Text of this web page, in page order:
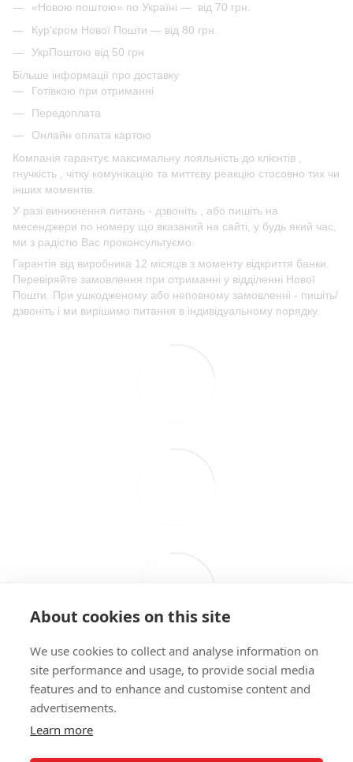
«Новою поштою» по Україні — від 70 грн.
Кур'єром Нової Пошти — від 80 грн.
УкрПоштою від 50 грн
Більше інформації про доставку
Готівкою при отриманні
Передоплата
Онлайн оплата картою
Компанія гарантує максимальну лояльність до клієнтів ,
гнучкість , чітку комунікацію та миттєву реакцію стосовно тих чи
інших моментів.
У разі виникнення питань - дзвоніть , або пишіть на
месенджери по номеру що вказаний на сайті, у будь який час,
ми з радістю Вас проконсультуємо.
Гарантія від виробника 12 місяців з моменту відкриття банки.
Перевіряйте замовлення при отриманні у відділенні Нової
Пошти. При ушкодженому або неповному замовленні - пишіть/
дзвоніть і ми вирішимо питання в індивідуальному порядку.
098 407 85 70
About cookies on this site
We use cookies to collect and analyse information on
site performance and usage, to provide social media
features and to enhance and customise content and
advertisements.
Learn more